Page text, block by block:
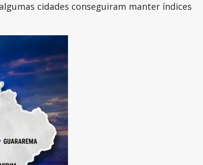
cidades conseguiram manter índices